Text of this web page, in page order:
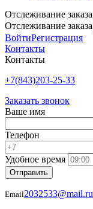
Отслеживание заказа
Отслеживание заказа
ВойтиРегистрация
Контакты
Контакты
+7(843)203-25-33
Заказать звонок
Ваше имя
Телефон
Удобное время
Отправить
Email2032533@mail.ru